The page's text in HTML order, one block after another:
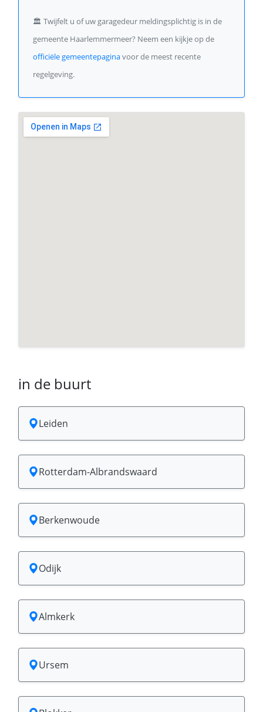
🏛️ Twijfelt u of uw garagedeur meldingsplichtig is in de
gemeente Haarlemmermeer? Neem een kijkje op de
officiële gemeentepaginavoor de meest recente
regelgeving.
in de buurt
Leiden
Rotterdam-Albrandswaard
Berkenwoude
Odijk
Almkerk
Ursem